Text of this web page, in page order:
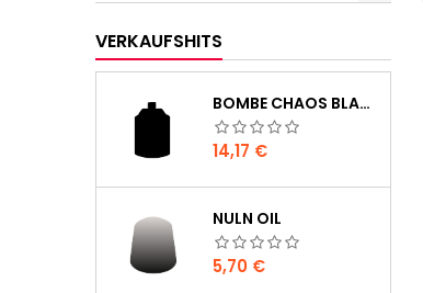
VERKAUFSHITS
BOMBE CHAOS BLACK
Preis
14,17 €
NULN OIL
Preis
5,70 €